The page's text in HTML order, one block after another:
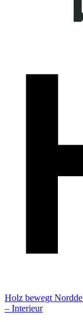
Holz bewegt
– Interieur